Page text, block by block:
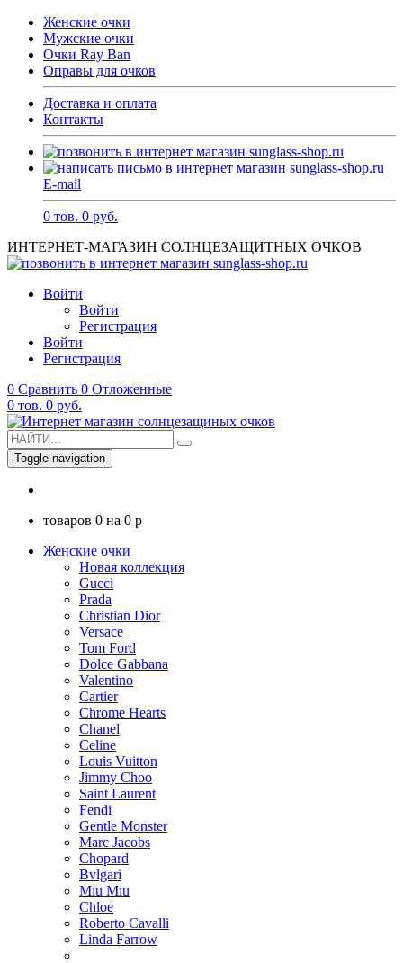
Женские очки
Мужские очки
Очки Ray Ban
Оправы для очков
Доставка и оплата
Контакты
E-mail
0 тов. 0 руб.
ИНТЕРНЕТ-МАГАЗИН СОЛНЦЕЗАЩИТНЫХ ОЧКОВ
Войти
Войти
Регистрация
Войти
Регистрация
0 Сравнить 0 Отложенные
0 тов. 0 руб.
Toggle navigation
товаров 0 на 0 p
Женские очки
Новая коллекция
Gucci
Prada
Christian Dior
Versace
Tom Ford
Dolce Gabbana
Valentino
Cartier
Chrome Hearts
Chanel
Celine
Louis Vuitton
Jimmy Choo
Saint Laurent
Fendi
Gentle Monster
Marc Jacobs
Chopard
Bvlgari
Miu Miu
Chloe
Roberto Cavalli
Linda Farrow